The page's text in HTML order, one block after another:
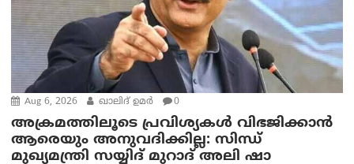
Aug 6, 2026 ഖാലിദ് ഉമര്‍ 0
അക്രമത്തിലൂടെ പ്രവിശ്യകൾ വിഭജിക്കാൻ
ആരെയും അനുവദിക്കില്ല: സിന്ധ്
മുഖ്യമന്ത്രി സയ്യിദ് മുറാദ് അലി ഷാ